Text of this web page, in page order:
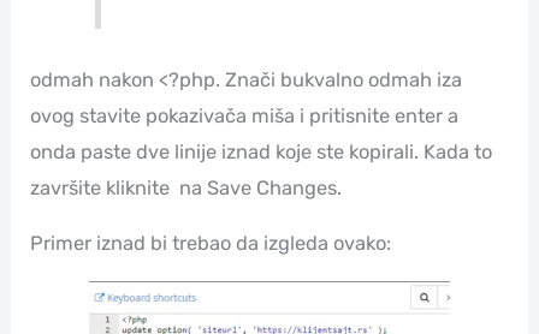
odmah nakon <?php. Znači bukvalno odmah iza
ovog stavite pokazivača miša i pritisnite enter a
onda paste dve linije iznad koje ste kopirali. Kada to
završite kliknite na Save Changes.
Primer iznad bi trebao da izgleda ovako: